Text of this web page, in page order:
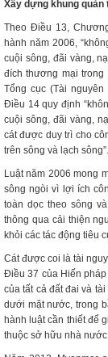
Xây dựng khung quản
Theo Điều 13,
hành năm 2006,
cuội sông, đãi vàng,
đích thương mại
Tổng cục (Tài
Điều 14 quy định
cuội sông, đãi vàng,
cát được duy trì cho
trên sông và lạch sông”.
Luật năm 2006 mong
sông ngòi vì lợi ích
toàn dọc theo sông
thông qua cải thiện
khỏi các tác động tiêu
Cát được coi là tài
Điều 37 của Hiến
của tất cả đất đai và
dưới mặt nước, trong
hành luật cần thiết để
thuộc sở hữu nhà